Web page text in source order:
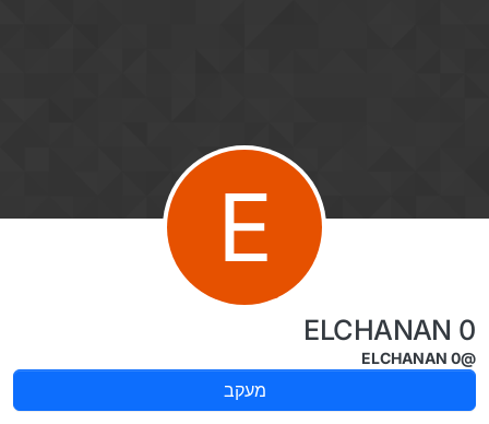
E
ELCHANAN 0
@ELCHANAN 0
מעקב